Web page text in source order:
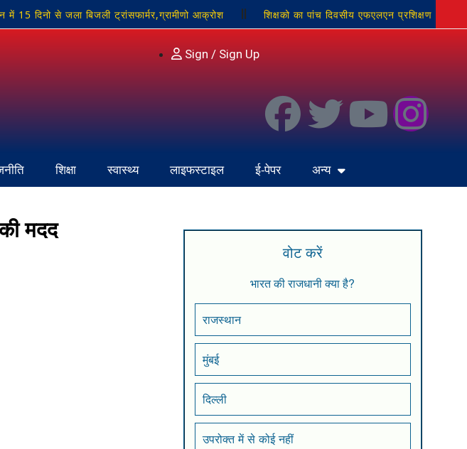
में 15 दिनो से जला बिजली ट्रांसफार्मर,ग्रामीणो आक्रोश शिक्षको का पांच दिवसीय एफएलएन प्रशिक्षण
Sign / Sign Up
शिक्षा स्वास्थ्य लाइफस्टाइल ई-पेपर अन्य
मदद
वोट करें
भारत की राजधानी क्या है?
राजस्थान
मुंबई
दिल्ली
उपरोक्त में से कोई नहीं